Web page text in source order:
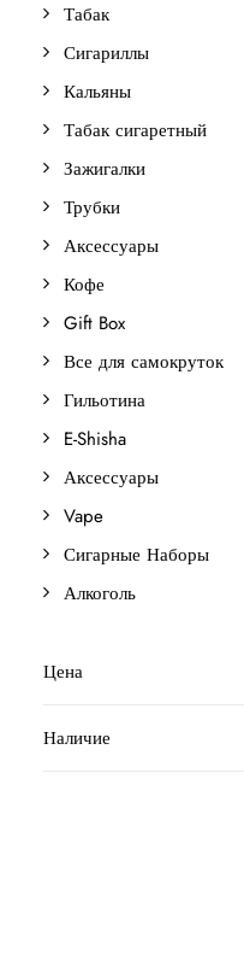
Табак
Сигариллы
Кальяны
Табак сигаретный
Зажигалки
Трубки
Аксессуары
Кофе
Gift Box
Все для самокруток
Гильотина
E-Shisha
Аксессуары
Vape
Сигарные Наборы
Алкоголь
Цена
Наличие